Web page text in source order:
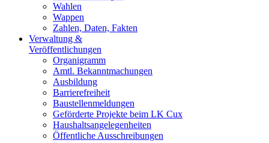
Wahlen
Wappen
Zahlen, Daten, Fakten
Verwaltung &
Veröffentlichungen
Organigramm
Amtl. Bekanntmachungen
Ausbildung
Barrierefreiheit
Baustellenmeldungen
Geförderte Projekte beim LK Cux
Haushaltsangelegenheiten
Öffentliche Ausschreibungen